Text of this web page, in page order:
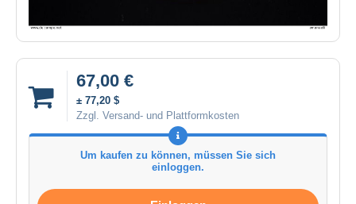
67,00 €
± 77,20 $
Zzgl. Versand- und Plattformkosten
Um kaufen zu können, müssen Sie sich
einloggen.